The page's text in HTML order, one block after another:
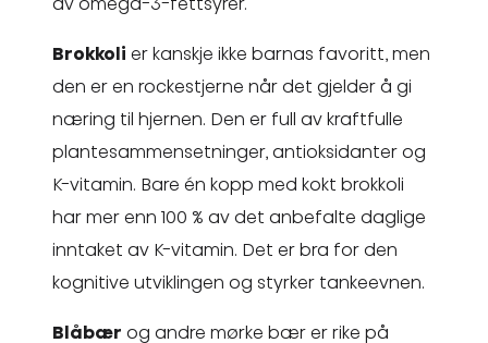
Brokkoli er kanskje ikke barnas favoritt, men
den er en rockestjerne når det gjelder å gi
næring til hjernen. Den er full av kraftfulle
plantesammensetninger, antioksidanter og
K-vitamin. Bare én kopp med kokt brokkoli
har mer enn 100 % av det anbefalte daglige
inntaket av K-vitamin. Det er bra for den
kognitive utviklingen og styrker tankeevnen.
Blåbær og andre mørke bær er rike på